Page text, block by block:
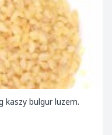
kaszy bulgur luzem.